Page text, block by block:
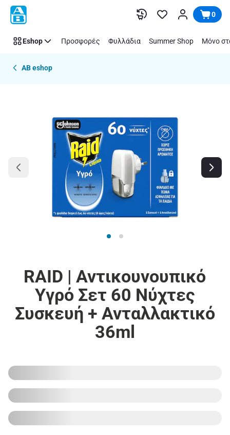
Παράλειψη 0
Eshop Προσφορές Φυλλάδια Summer Shop Μόνο
AB eshop
RAID | Αντικουνουπικό
Υγρό Σετ 60 Νύχτες
Συσκευή + Ανταλλακτικό
36ml